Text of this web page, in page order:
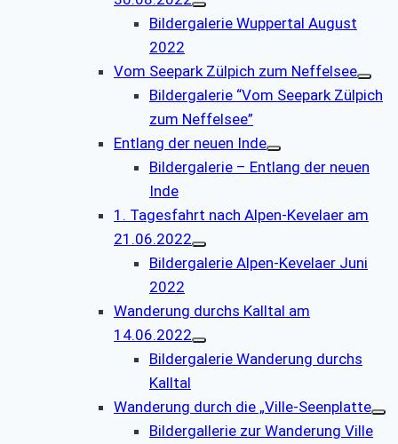
Bildergalerie Wuppertal August
2022
Vom Seepark Zülpich zum Neffelsee
Bildergalerie “Vom Seepark Zülpich
zum Neffelsee”
Entlang der neuen Inde
Bildergalerie – Entlang der neuen
Inde
1. Tagesfahrt nach Alpen-Kevelaer am
21.06.2022
Bildergalerie Alpen-Kevelaer Juni
2022
Wanderung durchs Kalltal am
14.06.2022
Bildergalerie Wanderung durchs
Kalltal
Wanderung durch die „Ville-Seenplatte
Bildergallerie zur Wanderung Ville